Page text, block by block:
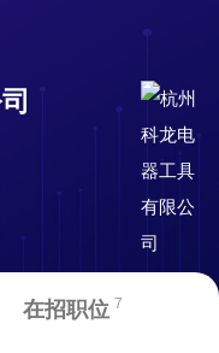
在招职位 7